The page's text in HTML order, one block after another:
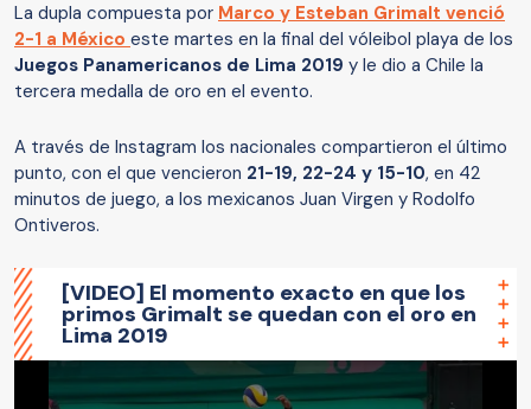
La dupla compuesta por Marco y Esteban Grimalt venció
2-1 a México este martes en la final del vóleibol playa de los
Juegos Panamericanos de Lima 2019 y le dio a Chile la
tercera medalla de oro en el evento.
A través de Instagram los nacionales compartieron el último
punto, con el que vencieron 21-19, 22-24 y 15-10, en 42
minutos de juego, a los mexicanos Juan Virgen y Rodolfo
Ontiveros.
[VIDEO] El momento exacto en que los
primos Grimalt se quedan con el oro en
Lima 2019